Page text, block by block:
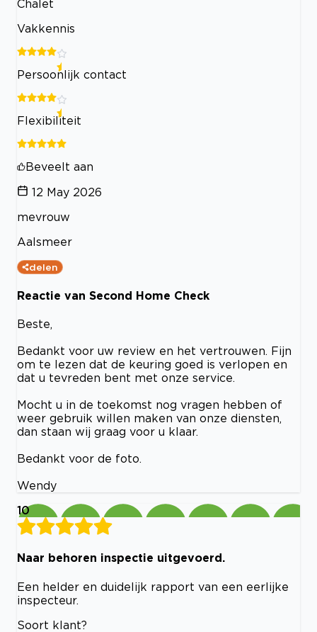
Chalet
Vakkennis
Persoonlijk contact
Flexibiliteit
Beveelt aan
12 May 2026
mevrouw
Aalsmeer
delen
Reactie van Second Home Check
Beste,
Bedankt voor uw review en het vertrouwen. Fijn
om te lezen dat de keuring goed is verlopen en
dat u tevreden bent met onze service.
Mocht u in de toekomst nog vragen hebben of
weer gebruik willen maken van onze diensten,
dan staan wij graag voor u klaar.
Bedankt voor de foto.
Wendy
10
Naar behoren inspectie uitgevoerd.
Een helder en duidelijk rapport van een eerlijke
inspecteur.
Soort klant?